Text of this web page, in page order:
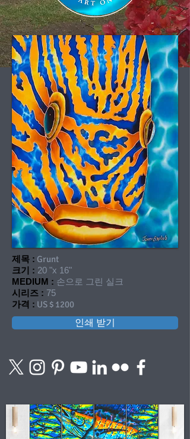
제목 : Grunt
크기 : 20 "x 16"
MEDIUM : 손으로 그린 실크
시리즈 : 75
가격 : US $ 1200
인쇄 받기